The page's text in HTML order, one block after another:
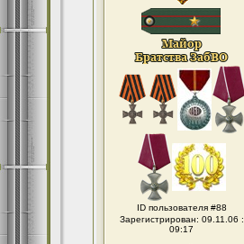
ID пользователя #88
Зарегистрирован: 09.11.06 :
09:17